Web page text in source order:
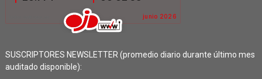
SUSCRIPTORES NEWSLETTER (promedio diario durante último mes
auditado disponible):